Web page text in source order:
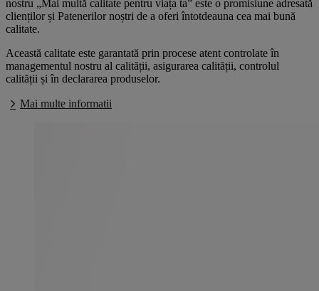
nostru „Mai multă calitate pentru viața ta” este o promisiune adresată
clienților și Patenerilor noștri de a oferi întotdeauna cea mai bună
calitate.
Această calitate este garantată prin procese atent controlate în
managementul nostru al calității, asigurarea calității, controlul
calității și în declararea produselor.
Mai multe informatii